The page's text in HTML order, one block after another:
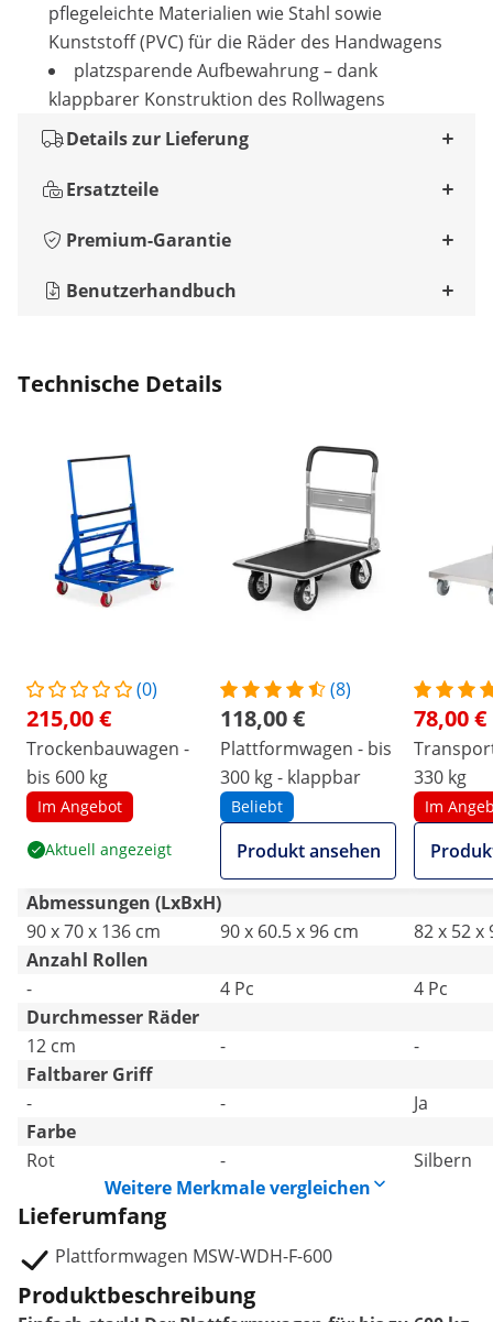
pflegeleichte Materialien wie Stahl sowie
Kunststoff (PVC) für die Räder des Handwagens
platzsparende Aufbewahrung – dank
klappbarer Konstruktion des Rollwagens
Details zur Lieferung
Ersatzteile
Premium-Garantie
Benutzerhandbuch
Technische Details
(0)
215,00 €
Trockenbauwagen -
bis 600 kg
Im Angebot
Aktuell angezeigt
(8)
118,00 €
Plattformwagen - bis
300 kg - klappbar
Beliebt
Produkt ansehen
78,00 €
330 kg
Im
Abmessungen (LxBxH)
90 x 70 x 136 cm
90 x 60.5 x 96 cm
82 x 52 x
Anzahl Rollen
-
4 Pc
4 Pc
Durchmesser Räder
12 cm
-
-
Faltbarer Griff
-
-
Ja
Farbe
Rot
-
Silbern
Weitere Merkmale vergleichen
Lieferumfang
Plattformwagen MSW-WDH-F-600
Produktbeschreibung